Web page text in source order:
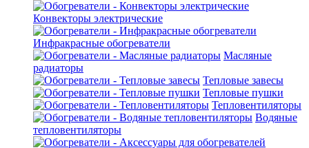
Конвекторы электрические
Инфракрасные обогреватели
Масляные
радиаторы
Тепловые завесы
Тепловые пушки
Тепловентиляторы
Водяные
тепловентиляторы